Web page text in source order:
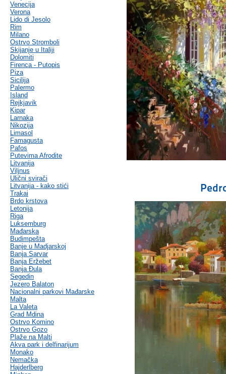
Venecija
Verona
Lido di Jesolo
Rim
Milano
Ostrvo Stromboli
Skijanje u Italiji
Dolomiti
Firenca - Putopis
Piza
Sicilija
Palermo
Island
Rejkjavik
Kipar
Larnaka
Nikozija
Limasol
Famagusta
Pafos
Putevima Afrodite
Litvanija
Viljnus
Ulični svirači
Litvanija - kako stići
Trakai
Brdo krstova
Letonija
Riga
Luksemburg
Mađarska
Budimpešta
Banje u Madjarskoj
Banja Sarvar
Banja Eržebet
Banja Ðula
Segedin
Jezero Balaton
Nacionalni parkovi Mađarske
Malta
La Valeta
Grad Mdina
Ostrvo Komino
Ostrvo Gozo
Plaže na Malti
Akva park i delfinarijum
Monako
Nemačka
Hajderlberg